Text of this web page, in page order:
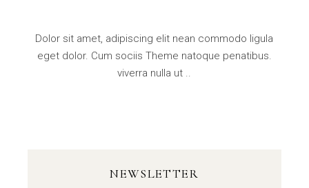
Dolor sit amet, adipiscing elit nean commodo ligula
eget dolor. Cum sociis Theme natoque penatibus.
viverra nulla ut ..
NEWSLETTER